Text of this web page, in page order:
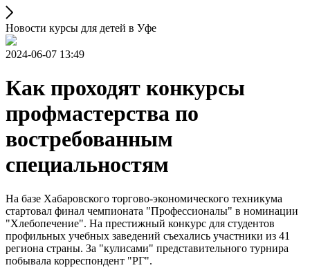
Новости курсы для детей в Уфе
2024-06-07 13:49
Как проходят конкурсы
профмастерства по
востребованным
специальностям
На базе Хабаровского торгово-экономического техникума
стартовал финал чемпионата "Профессионалы" в номинации
"Хлебопечение". На престижный конкурс для студентов
профильных учебных заведений съехались участники из 41
региона страны. За "кулисами" представительного турнира
побывала корреспондент "РГ".